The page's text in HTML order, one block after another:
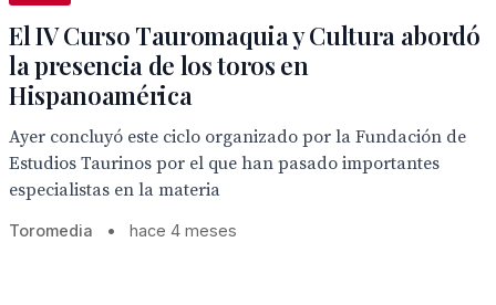
El IV Curso Tauromaquia y Cultura abordó
la presencia de los toros en
Hispanoamérica
Ayer concluyó este ciclo organizado por la Fundación de
Estudios Taurinos por el que han pasado importantes
especialistas en la materia
Toromedia • hace 4 meses